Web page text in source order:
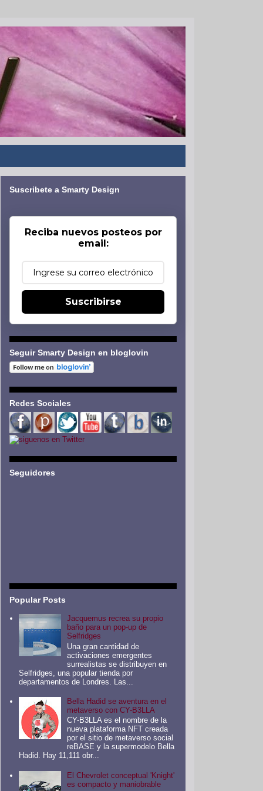
Suscribete a Smarty Design
Reciba nuevos posteos por
email:
Suscribirse
Seguir Smarty Design en bloglovin
Redes Sociales
Seguidores
Popular Posts
Jacquemus recrea su propio
baño para un pop-up de
Selfridges
Una gran cantidad de
activaciones emergentes
surrealistas se distribuyen en
Selfridges, una popular tienda por
departamentos de Londres. Las...
Bella Hadid se aventura en el
metaverso con CY-B3LLA
CY-B3LLA es el nombre de la
nueva plataforma NFT creada
por el sitio de metaverso social
reBASE y la supermodelo Bella
Hadid. Hay 11,111 obr...
El Chevrolet conceptual 'Knight'
es compacto y maniobrable